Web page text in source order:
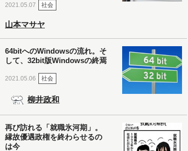
2021.05.07 社会
山本マサヤ
64bitへのWindowsの流れ。そ
して、32bit版Windowsの終焉
2021.05.06 社会
柳井政和
再び訪れる「就職氷河期」。
縁故優遇政権を終わらせるの
は今